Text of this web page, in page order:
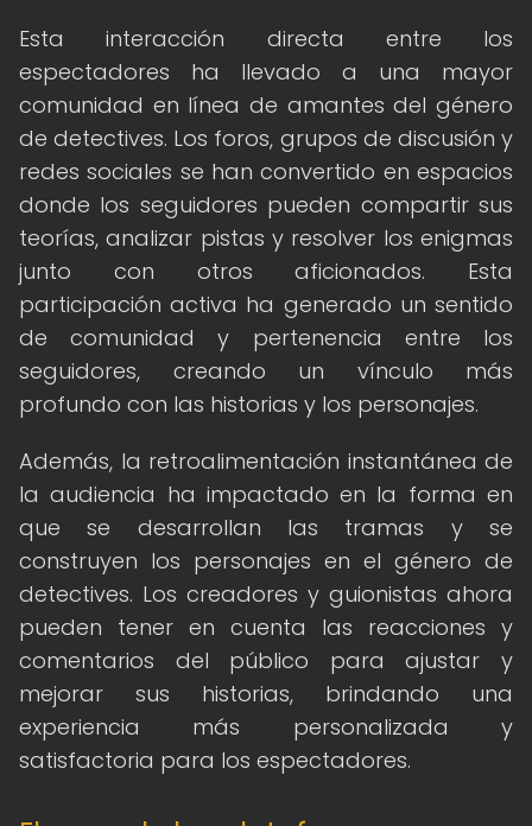
Esta interacción directa entre los
espectadores ha llevado a una mayor
comunidad en línea de amantes del género
de detectives. Los foros, grupos de discusión y
redes sociales se han convertido en espacios
donde los seguidores pueden compartir sus
teorías, analizar pistas y resolver los enigmas
junto con otros aficionados. Esta
participación activa ha generado un sentido
de comunidad y pertenencia entre los
seguidores, creando un vínculo más
profundo con las historias y los personajes.
Además, la retroalimentación instantánea de
la audiencia ha impactado en la forma en
que se desarrollan las tramas y se
construyen los personajes en el género de
detectives. Los creadores y guionistas ahora
pueden tener en cuenta las reacciones y
comentarios del público para ajustar y
mejorar sus historias, brindando una
experiencia más personalizada y
satisfactoria para los espectadores.